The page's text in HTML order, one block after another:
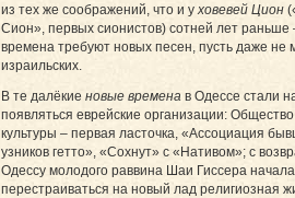
из тех же соображений, что и у ховевей Цион
Сион», первых сионистов) сотней лет раньше
времена требуют новых песен, пусть даже не
израильских.
В те далёкие новые времена в Одессе стали
появляться еврейские организации:
культуры – первая ласточка, «Ассоциация
узников гетто», «Сохнут» с «Нативом»; с
Одессу молодого раввина Шаи Гиссера
перестраиваться на новый лад религиозная